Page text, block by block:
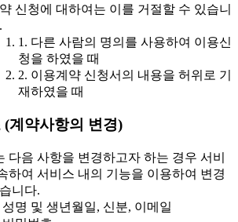
신청에 대하여는 이를 거절할 수 있습니
1. 다른 사람의 명의를 사용하여 이용신
청을 하였을 때
2. 이용계약 신청서의 내용을 허위로 기
재하였을 때
(계약사항의 변경)
다음 사항을 변경하고자 하는 경우 서비
하여 서비스 내의 기능을 이용하여 변경
니다.
명 및 생년월일, 신분, 이메일